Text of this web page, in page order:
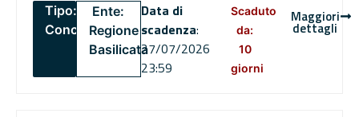
Tipo:
Concorsi
Ente:
Regione
Basilicata
Data di
scadenza:
27/07/2026
23:59
Scaduto
da:
10
giorni
Maggiori
dettagli